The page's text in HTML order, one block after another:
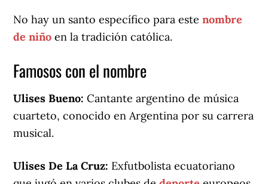
No hay un santo específico para estenombre
de niño en la tradición católica.
Famosos con el nombre
Ulises Bueno: Cantante argentino de música
cuarteto, conocido en Argentina por su carrera
musical.
Ulises De La Cruz: Exfutbolista ecuatoriano